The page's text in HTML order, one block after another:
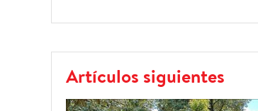
Artículos siguientes